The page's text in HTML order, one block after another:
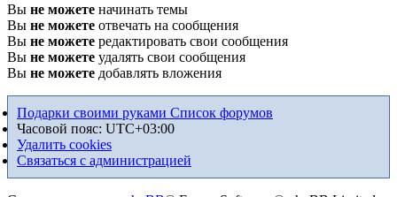
Вы не можете начинать темы
Вы не можете отвечать на сообщения
Вы не можете редактировать свои сообщения
Вы не можете удалять свои сообщения
Вы не можете добавлять вложения
Подарки своими руками Список форумов
Часовой пояс: UTC+03:00
Удалить cookies
Связаться с администрацией